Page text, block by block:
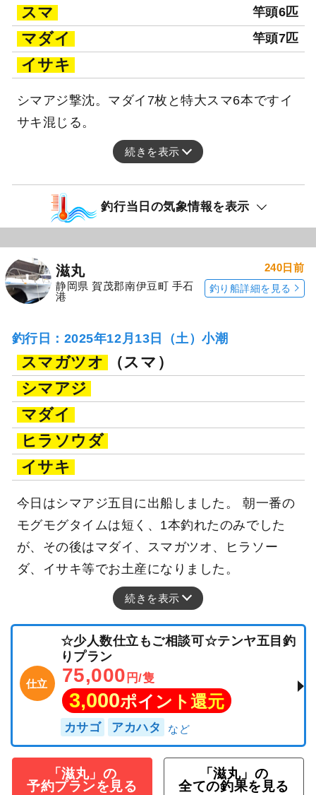
スマ 竿頭6匹
マダイ 竿頭7匹
イサキ
シマアジ撃沈。マダイ7枚と特大スマ6本ですイ
サキ混じる。
続きを表示
釣行当日の気象情報を表示
滋丸
静岡県 賀茂郡南伊豆町 手石
港
240日前
釣り船詳細を見る
釣行日：2025年12月13日（土）小潮
スマガツオ
（スマ）
シマアジ
マダイ
ヒラソウダ
イサキ
今日はシマアジ五目に出船しました。 朝一番の
モグモグタイムは短く、1本釣れたのみでした
が、その後はマダイ、スマガツオ、ヒラソー
ダ、イサキ等でお土産になりました。
続きを表示
仕立
☆少人数仕立もご相談可☆テンヤ五目釣
りプラン
75,000 円/隻
3,000ポイント還元
カサゴ アカハタ
「滋丸」の
予約プランを見る
「滋丸」の
全ての釣果を見る